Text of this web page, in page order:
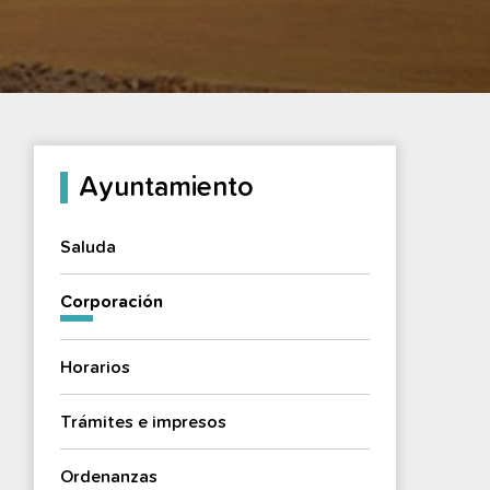
Ayuntamiento
Saluda
Corporación
Horarios
Trámites e impresos
Ordenanzas